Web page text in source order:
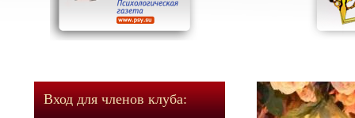
Вход для членов клуба: